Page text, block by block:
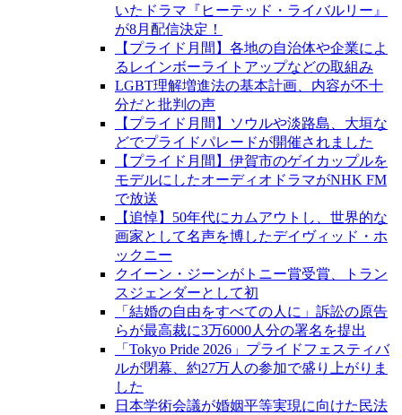
いたドラマ『ヒーテッド・ライバルリー』
が8月配信決定！
【プライド月間】各地の自治体や企業によ
るレインボーライトアップなどの取組み
LGBT理解増進法の基本計画、内容が不十
分だと批判の声
【プライド月間】ソウルや淡路島、大垣な
どでプライドパレードが開催されました
【プライド月間】伊賀市のゲイカップルを
モデルにしたオーディオドラマがNHK FM
で放送
【追悼】50年代にカムアウトし、世界的な
画家として名声を博したデイヴィッド・ホ
ックニー
クイーン・ジーンがトニー賞受賞、トラン
スジェンダーとして初
「結婚の自由をすべての人に」訴訟の原告
らが最高裁に3万6000人分の署名を提出
「Tokyo Pride 2026」プライドフェスティバ
ルが閉幕、約27万人の参加で盛り上がりま
した
日本学術会議が婚姻平等実現に向けた民法